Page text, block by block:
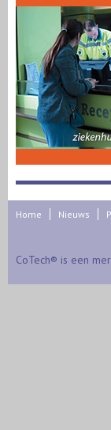
Home Nieuws
CoTech® is een